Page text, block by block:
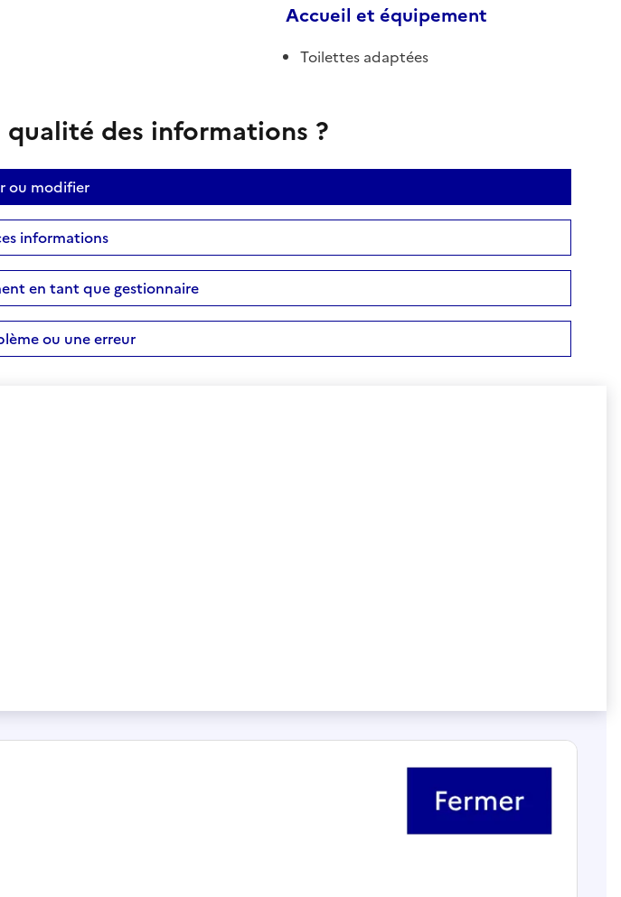
Accueil et équipement
Toilettes adaptées
des informations ?
ou modifier
informations
en tant que gestionnaire
ou une erreur